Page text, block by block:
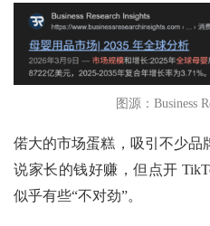
图源：Business
偌大的市场蛋糕，吸引不少品
说家长的钱好赚，但点开
似乎有些“不对劲”。